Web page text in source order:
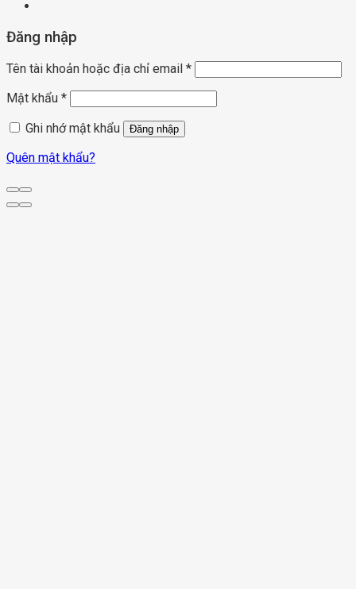
Đăng nhập
Tên tài khoản hoặc địa chỉ email *
Mật khẩu *
Ghi nhớ mật khẩu
Đăng nhập
Quên mật khẩu?